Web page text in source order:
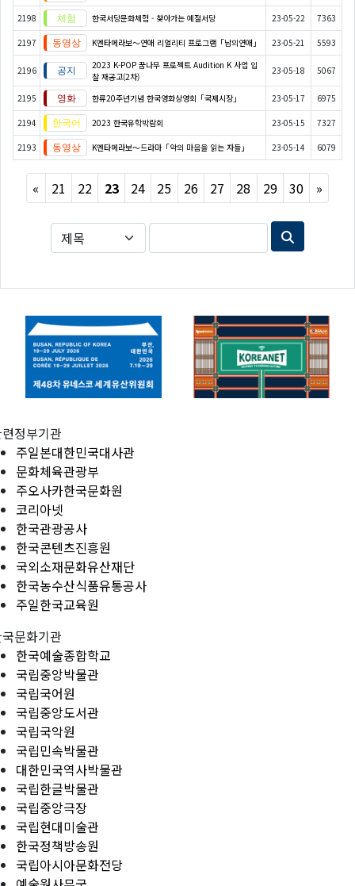
2198 한국서당문화체험 - 찾아가는 예절서당 23-05-22 7363
2197 K엔타메라보～연애 리얼리티 프로그램「남의연애」 23-05-21 5593
2196
2023 K-POP 꿈나무 프로젝트 Audition K 사업 입
찰 재공고(2차)
23-05-18 5067
2195 한류20주년기념 한국영화상영회「국제시장」 23-05-17 6975
2194 2023 한국유학박람회 23-05-15 7327
2193 K엔타메라보～드라마「악의 마음을 읽는 자들」 23-05-14 6079
« Previous
21 22 23 24 25 26 27 28 29 30 »Next
정부기관
주일본대한민국대사관
문화체육관광부
주오사카한국문화원
코리아넷
한국관광공사
한국콘텐츠진흥원
국외소재문화유산재단
한국농수산식품유통공사
주일한국교육원
문화기관
한국예술종합학교
국립중앙박물관
국립국어원
국립중앙도서관
국립국악원
국립민속박물관
대한민국역사박물관
국립한글박물관
국립중앙극장
국립현대미술관
한국정책방송원
국립아시아문화전당